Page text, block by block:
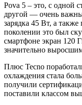
Pova 5 – это, с одной
другой — очень
зарядка 45 Вт, а
поколении это был
смартфоне экран 120
значительно
Плюс Tecno
охлаждения стала
получили
поставили классом